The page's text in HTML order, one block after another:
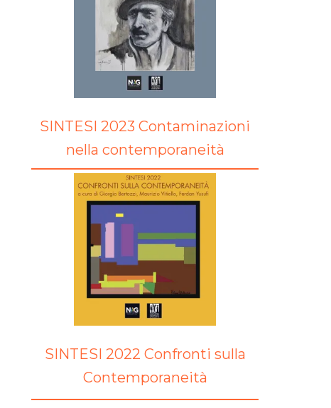
SINTESI 2023 Contaminazioni
nella contemporaneità
SINTESI 2022 Confronti sulla
Contemporaneità